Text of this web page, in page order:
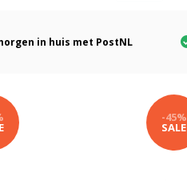
in huis met PostNL
-45%
SALE